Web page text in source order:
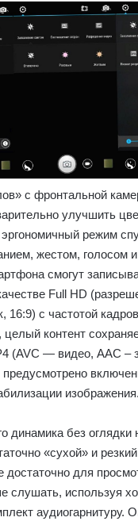
с фронтальной
улучшить
режим
жестом, голосом
смогут
Full HD
16:9) с частотой
целый контент
(AVC — видео, AAC –
предусмотрено
изображения.
динамика без оглядки
«сухой» и
достаточно для
слушать, используя
аудиогарнитуру.